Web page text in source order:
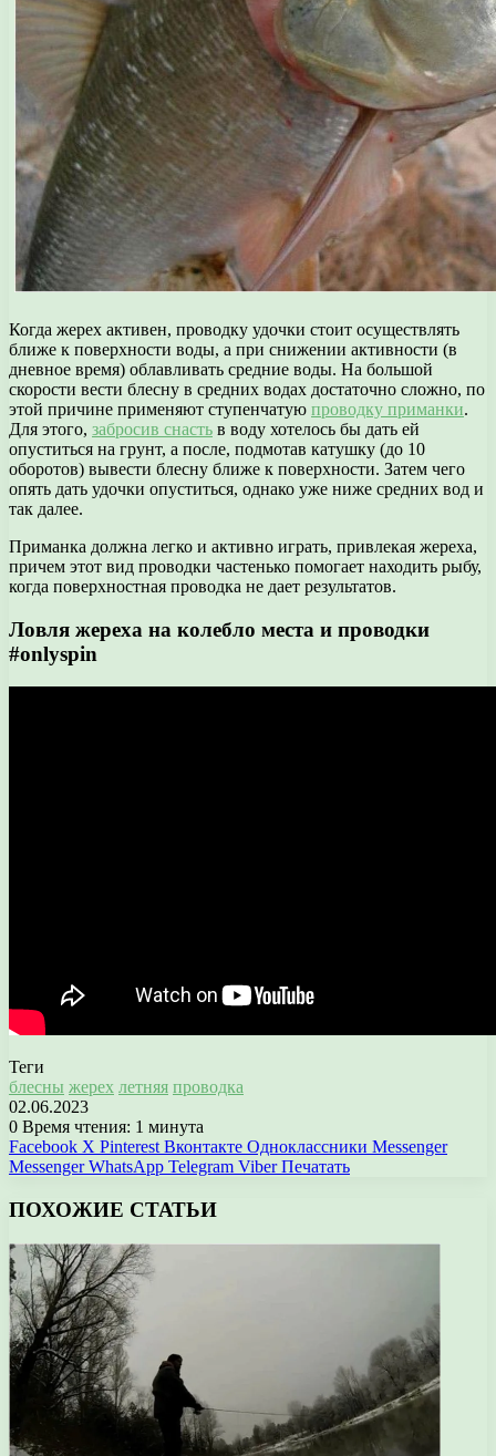
Когда жерех активен, проводку удочки стоит осуществлять
ближе к поверхности воды, а при снижении активности (в
дневное время) облавливать средние воды. На большой
скорости вести блесну в средних водах достаточно сложно, по
этой причине применяют ступенчатую проводку приманки.
Для этого, забросив снасть в воду хотелось бы дать ей
опуститься на грунт, а после, подмотав катушку (до 10
оборотов) вывести блесну ближе к поверхности. Затем чего
опять дать удочки опуститься, однако уже ниже средних вод и
так далее.
Приманка должна легко и активно играть, привлекая жереха,
причем этот вид проводки частенько помогает находить рыбу,
когда поверхностная проводка не дает результатов.
Ловля жереха на колебло места и проводки
#onlyspin
Теги
блесны жерех летняя проводка
02.06.2023
0 Время чтения: 1 минута
Facebook X Pinterest Вконтакте Одноклассники Messenger
Messenger WhatsApp Telegram Viber Печатать
ПОХОЖИЕ СТАТЬИ